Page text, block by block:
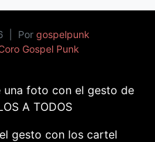
Por gospelpunk
Gospel Punk
una foto con el gesto de
A TODOS
gesto con los cartel